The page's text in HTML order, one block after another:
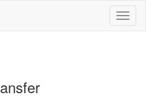
Toggle